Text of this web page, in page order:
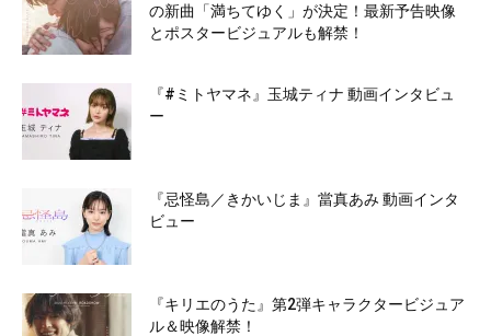
の新曲「満ちてゆく」が決定！最新予告映像
とポスタービジュアルも解禁！
『#ミトヤマネ』玉城ティナ 動画インタビュ
ー
『忌怪島／きかいじま』當真あみ 動画インタ
ビュー
『キリエのうた』第2弾キャラクタービジュア
ル＆映像解禁！